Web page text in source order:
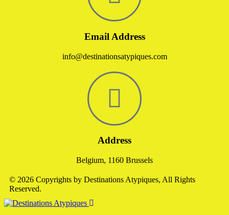
Email Address
info@destinationsatypiques.com
Address
Belgium, 1160 Brussels
© 2026 Copyrights by Destinations Atypiques, All Rights
Reserved.